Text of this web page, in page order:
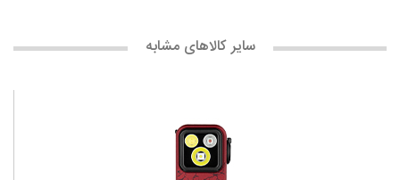
سایر کالاهای مشابه